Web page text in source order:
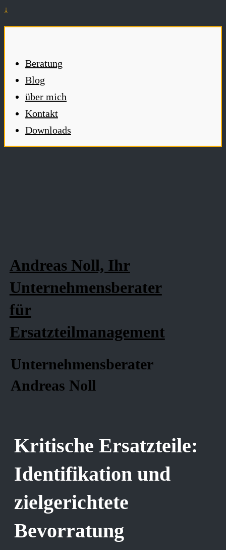
↓
Beratung
Blog
über mich
Kontakt
Downloads
Andreas Noll, Ihr
Unternehmensberater
für
Ersatzteilmanagement
Unternehmensberater
Andreas Noll
Kritische Ersatzteile:
Identifikation und
zielgerichtete
Bevorratung